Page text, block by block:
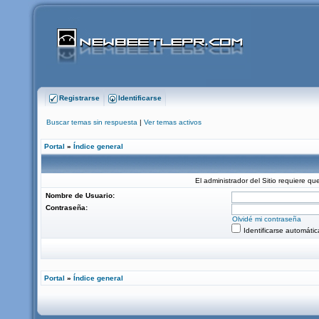
Registrarse Identificarse
Buscar temas sin respuesta | Ver temas activos
Portal » Índice general
El administrador del Sitio requiere
Nombre de Usuario:
Contraseña:
Olvidé mi contraseña
Identificarse
Portal » Índice general